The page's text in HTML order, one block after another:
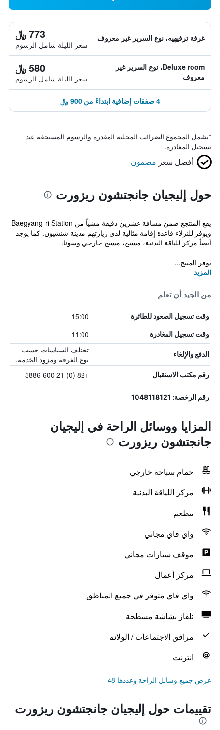
غرفة ترفيهيه، نوع السرير غير معروف 773 ﷼
سعر الليلة شامل الرسوم
Deluxe room، نوع السرير غير
معروف
580 ﷼
سعر الليلة شامل الرسوم
4 صفقات إضافية ابتداءً من 900 ﷼
*يشمل المجموع الضرائب المحلية المقدرة والرسوم المستحقة عند
تسجيل المغادرة.
أفضل سعر مضمون
حول إليجيان جانجتشون ريزورت
يقع المنتجع ضمن مسافة عشرين دقيقة مشياً من Baegyang-ri Station
ويوفر للنزلاء قاعدة إقامة مثالية لدى زيارتهم مدينة شنشيون. كما يوجد
أيضاً مركز للياقة البدنية، مسبح، مسبح خارجي وسونا.
يوفر المنتج...
المزيد
من الجيد أن تعلم
وقت تسجيل الصعود للطائرة 15:00
وقت تسجيل المغادرة 11:00
الدفع والإلغاء
تختلف السياسات حسب
نوع الغرفة ومزود الخدمة.
رقم مكتب الاستقبال +82 (0) 21 600 3886
رقم الرخصة: 1048118121
المزايا ووسائل الراحة في إليجيان
جانجتشون ريزورت
حمام سباحة خارجي
مركز اللياقة البدنية
مطعم
واي فاي مجاني
موقف سيارات مجاني
مركز أعمال
واي فاي متوفر في جميع المناطق
تلفاز بشاشة مسطحة
مرافق الاجتماعات / الولائم
انترنت
عرض جميع وسائل الراحة وعددها 48
تقييمات حول إليجيان جانجتشون ريزورت